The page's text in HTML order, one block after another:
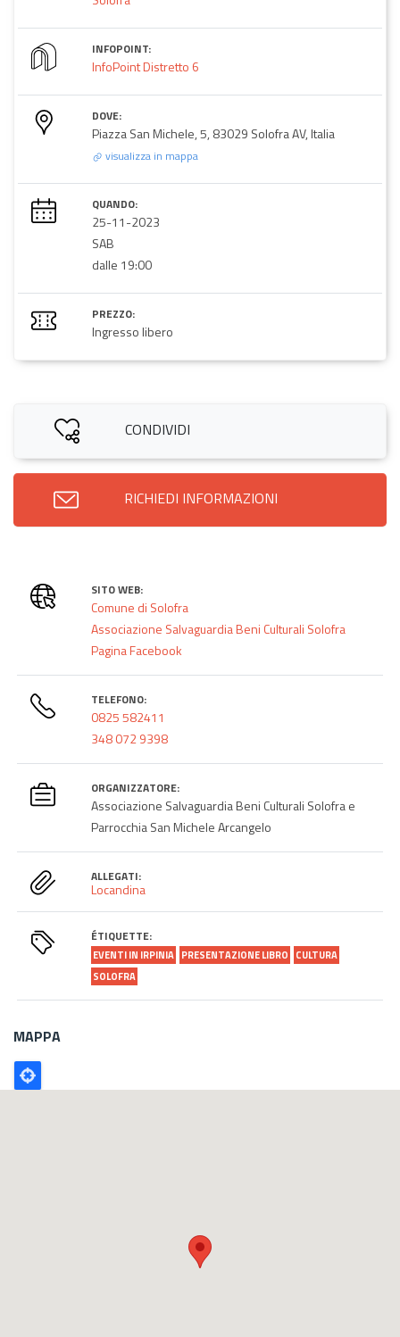
INFOPOINT:
InfoPoint Distretto 6
DOVE:
Piazza San Michele, 5, 83029 Solofra AV, Italia
visualizza in mappa
QUANDO:
25-11-2023
SAB
dalle 19:00
PREZZO:
Ingresso libero
CONDIVIDI
RICHIEDI INFORMAZIONI
SITO WEB:
Comune di Solofra
Associazione Salvaguardia Beni Culturali Solofra
Pagina Facebook
TELEFONO:
0825 582411
348 072 9398
ORGANIZZATORE:
Associazione Salvaguardia Beni Culturali Solofra e
Parrocchia San Michele Arcangelo
ALLEGATI:
Locandina
ÉTIQUETTE:
EVENTI IN IRPINIA PRESENTAZIONE LIBRO
CULTURA
SOLOFRA
MAPPA
Poligono
GEO